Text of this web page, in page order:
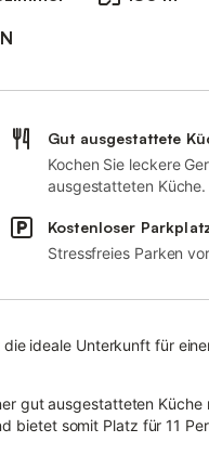
Gut ausgestattete
Kochen Sie leckere
ausgestatteten Küche.
Kostenloser
Stressfreies Parken
ideale Unterkunft für
gut ausgestatteten Küche
bietet somit Platz für 11
ein Arbeitsplatz für